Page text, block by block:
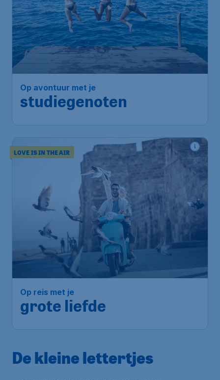
Op avontuur met je
studiegenoten
LOVE IS IN THE AIR
Op reis met je
grote liefde
De kleine lettertjes